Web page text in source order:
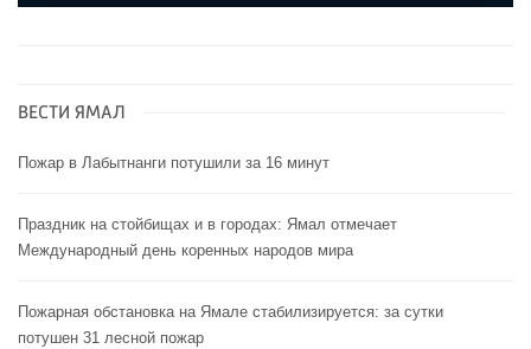
ВЕСТИ ЯМАЛ
Пожар в Лабытнанги потушили за 16 минут
Праздник на стойбищах и в городах: Ямал отмечает
Международный день коренных народов мира
Пожарная обстановка на Ямале стабилизируется: за сутки
потушен 31 лесной пожар